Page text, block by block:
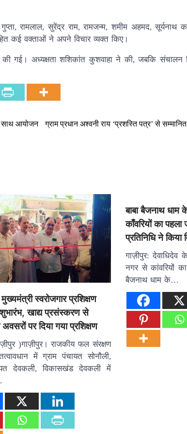
रामलाल, सुरेंद्र राम, रामजन्म, शमीम अहमद, सूर्यनाथ
कई वक्ताओं ने अपने विचार व्यक्त किए।
गई। अध्यक्षता शशिकांत कुशवाहा ने की, जबकि संचालन
साथ आयोजन
ग्राम प्रधान अश्वनी राय ‘प्रशस्ति पत्र’ से
स्वरोजगार प्रशिक्षण
शुभारंभ, खाद्य प्रसंस्करण से
पर दिया गया प्रशिक्षण
)गाज़ीपुर। राजकीय फल संरक्षण
में ग्राम पंचायत सोनौली,
देवकली, विकासखंड देवकली में
बाबा बैजनाथ धाम
काँवरियों का
प्रतिनिधि ने किया
गाज़ीपुर: देवाधिदेव
नगर से कांवरियों
बैजनाथ धाम के…